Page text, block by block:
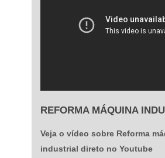
REFORMA MÁQUINA
Veja o vídeo sobre Reforma
industrial direto no Youtube